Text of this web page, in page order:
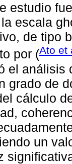
estudio
escala
de tipo
por (Ato et
el análisis
grado de
cálculo
un